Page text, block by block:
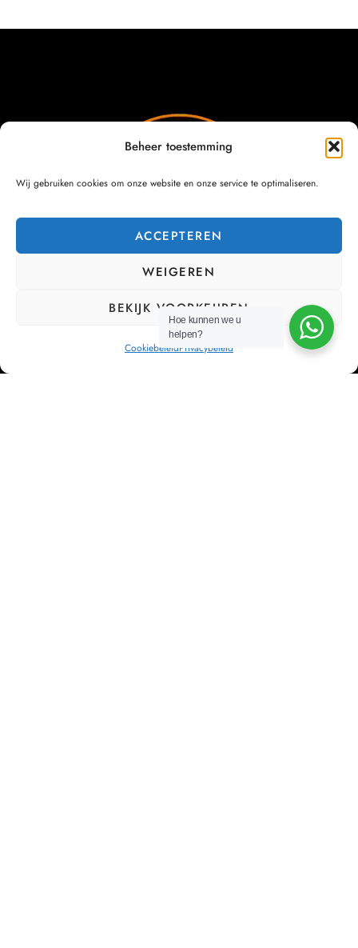
Beheer toestemming
Wij gebruiken cookies om onze website en onze service te optimaliseren.
ACCEPTEREN
WEIGEREN
BEKIJK VOORKEUREN
CookiebeleidPrivacybeleid
Bij Cor’Sa streven we ernaar om bedrijven te ontlasten
Hoe kunnen we u
helpen?